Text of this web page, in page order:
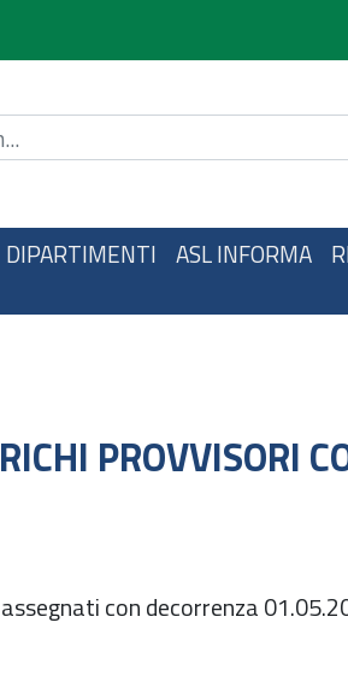
sito
DIPARTIMENTI ASL INFORMA
PROVVISORI
con decorrenza